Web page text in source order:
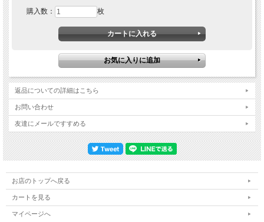
”心地よさ”への想いから生まれた帽子♪
そんな経験から、自分用に作ったことがきっかけで出来た帽子。
ガーゼが頭皮に当たるにも嫌だったことを覚えています。
薄くて、シンプルな物が一番、心地よく被れました。
今、同じ状況の方に、心地良く過ごしてもらいたい。
シンプルな無地で、頭の形が出にくく、男性にも人気♪
【 素材 】
コットン１００％
購入数： 枚
返品についての詳細はこちら
お問い合わせ
友達にメールですすめる
お店のトップへ戻る
カートを見る
マイページへ